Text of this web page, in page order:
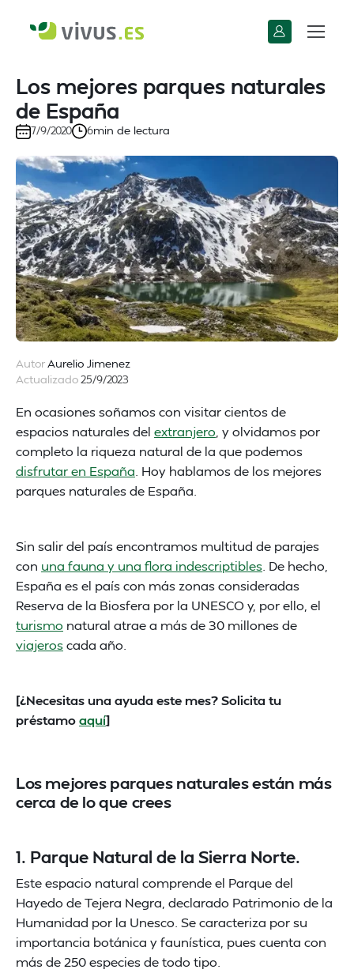
Los mejores parques naturales
de España
7/9/2020 6min de lectura
AutorAurelio Jimenez
Actualizado25/9/2023
En ocasiones soñamos con visitar cientos de
espacios naturales del extranjero , y olvidamos por
completo la riqueza natural de la que podemos
disfrutar en España . Hoy hablamos de los mejores
parques naturales de España.
Sin salir del país encontramos multitud de parajes
con una fauna y una flora indescriptibles . De hecho,
España es el país con más zonas consideradas
Reserva de la Biosfera por la UNESCO y, por ello, el
turismo natural atrae a más de 30 millones de
viajeroscada año.
[¿Necesitas una ayuda este mes? Solicita tu
préstamoaquí]
Los mejores parques naturales están más
cerca de lo que crees
1. Parque Natural de la Sierra Norte.
Este espacio natural comprende el Parque del
Hayedo de Tejera Negra, declarado Patrimonio de la
Humanidad por la Unesco. Se caracteriza por su
importancia botánica y faunística, pues cuenta con
más de 250 especies de todo tipo.